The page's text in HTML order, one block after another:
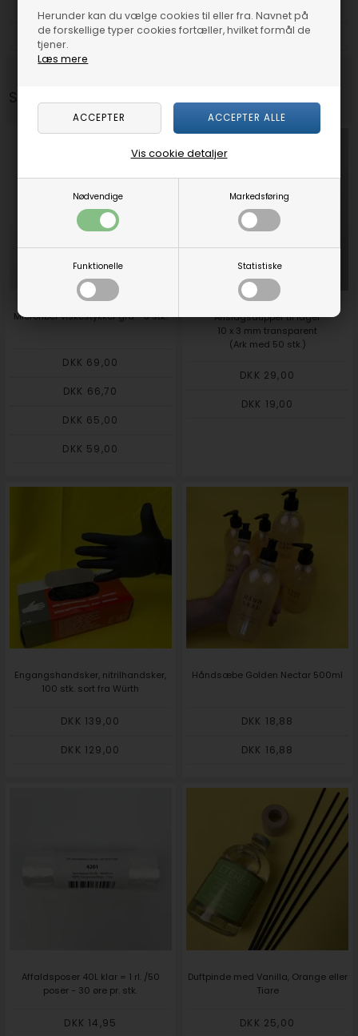
Herunder kan du vælge cookies til eller fra. Navnet på
de forskellige typer cookies fortæller, hvilket formål de
tjener.
Læs mere
Nødvendige Markedsføring
Funktionelle Statistiske
Vis cookie detaljer
DKK 199,00 DKK 169,00
Snup-med varer:
Microfiber viskestykker grå - 3 stk.
DKK 69,00
DKK 66,70
DKK 65,00
DKK 59,00
Anslagsdupper til låger
10 x 3 mm transparent
(Ark med 50 stk.)
DKK 29,00
DKK 19,00
Engangshandsker, nitrilhandsker,
100 stk. sort fra Würth
DKK 139,00
DKK 129,00
Håndsæbe Golden Nectar 500ml
DKK 18,88
DKK 16,88
Affaldsposer 40L klar = 1 rl. /50
poser - 30 øre pr. stk.
DKK 14,95
Duftpinde med Vanilla, Orange eller
Tiare
DKK 25,00